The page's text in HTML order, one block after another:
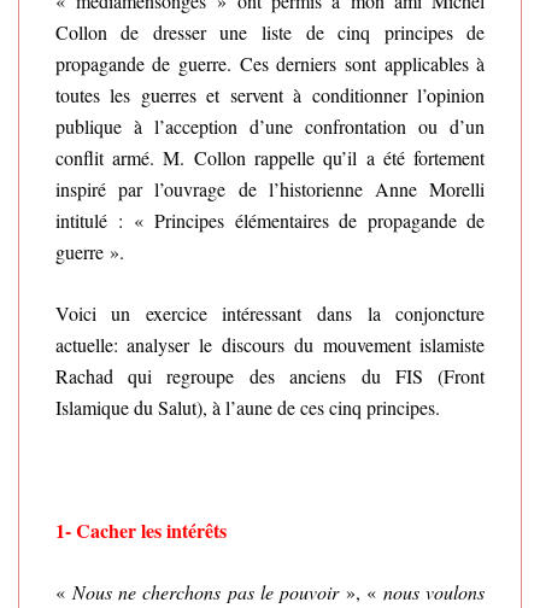
Collon de dresser une liste de cinq principes de
propagande de guerre. Ces derniers sont applicables à
toutes les guerres et servent à conditionner l’opinion
publique à l’acception d’une confrontation ou d’un
conflit armé. M. Collon rappelle qu’il a été fortement
inspiré par l’ouvrage de l’historienne Anne Morelli
intitulé : « Principes élémentaires de propagande de
guerre ».
Voici un exercice intéressant dans la conjoncture
actuelle: analyser le discours du mouvement islamiste
Rachad qui regroupe des anciens du FIS (Front
Islamique du Salut), à l’aune de ces cinq principes.
1-Cacher les intérêts
« Nous ne cherchons pas le pouvoir», «nous voulons